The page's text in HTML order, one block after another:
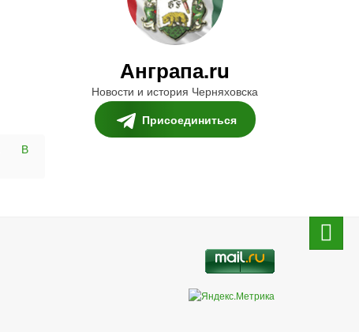
В
Анграпа.ru
Новости и история Черняховска
Присоединиться